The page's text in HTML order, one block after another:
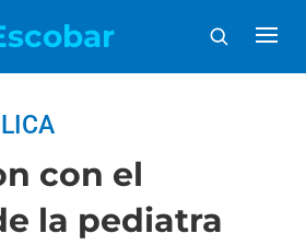
con el
la pediatra